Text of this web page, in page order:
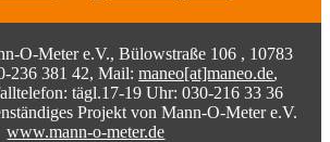
O-Meter e.V., Bülowstraße 106 , 10783
236 381 42, Mail:maneo[at]maneo.de,
tägl.17-19 Uhr: 030-216 33 36
Projekt von Mann-O-Meter e.V.
www.mann-o-meter.de